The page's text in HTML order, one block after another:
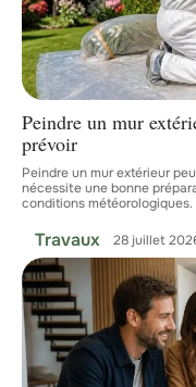
Peindre un mur
prévoir
Peindre un mur extérieur
nécessite une bonne
conditions
Travaux 28 juillet